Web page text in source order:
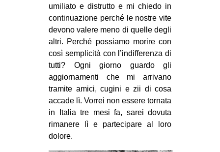
umiliato e distrutto e mi chiedo in
continuazione perché le nostre vite
devono valere meno di quelle degli
altri. Perché possiamo morire con
così semplicità con l’indifferenza di
tutti? Ogni giorno guardo gli
aggiornamenti che mi arrivano
tramite amici, cugini e zii di cosa
accade lì. Vorrei non essere tornata
in Italia tre mesi fa, sarei dovuta
rimanere lì e partecipare al loro
dolore.